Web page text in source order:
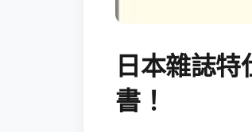
日本雜誌
書！